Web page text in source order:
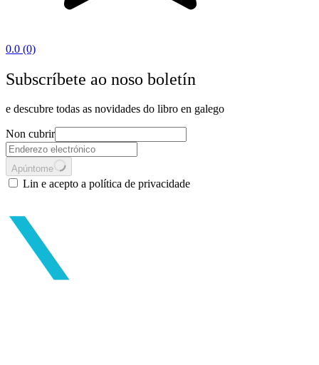
0.0 (0)
Subscríbete ao noso boletín
e descubre todas as novidades do libro en galego
Non cubrir
Apúntome
Lin e acepto a política de privacidade